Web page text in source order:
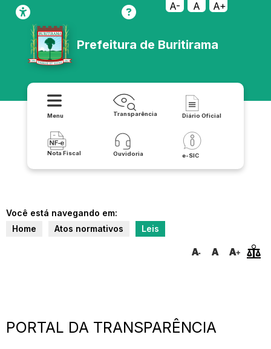
A- A A+
Prefeitura de Buritirama
Menu Transparência Diário Oficial
Nota Fiscal Ouvidoria e-SIC
Você está navegando em:
Home
Atos normativos Leis
PORTAL DA TRANSPARÊNCIA